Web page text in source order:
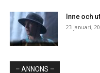
Inne och
23 januari,
– ANNONS –